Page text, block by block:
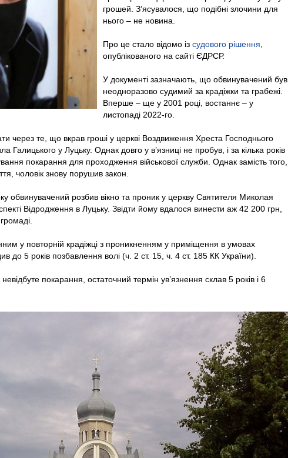
грошей. З’ясувалося, що подібні злочини для
нього – не новина.
Про це стало відомо із судового рішення
опублікованого на сайті ЄДРСР.
У документі зазначають, що обвинувачений був
неодноразово судимий за крадіжки та грабежі.
Вперше – ще у 2001 році, востаннє – у
листопаді 2022-го.
через те, що вкрав гроші у церкві Воздвиження Хреста Господнього
Галицького у Луцьку. Однак довго у в’язниці не пробув, і за кілька років
покарання для проходження військової служби. Однак замість того,
чоловік знову порушив закон.
обвинувачений розбив вікно та проник у церкву Святителя Миколая
Відродження в Луцьку. Звідти йому вдалося винести аж 42 200 грн,
у повторній крадіжці з проникненням у приміщення в умовах
до 5 років позбавлення волі (ч. 2 ст. 15, ч. 4 ст. 185 КК України).
покарання, остаточний термін ув’язнення склав 5 років і 6